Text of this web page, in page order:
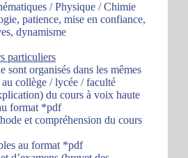
/ Physique / Chimie
patience, mise en confiance,
dynamisme
particuliers
sont organisés dans les mêmes
collège / lycée / faculté
du cours à voix haute
format *pdf
et compréhension du cours
au format *pdf